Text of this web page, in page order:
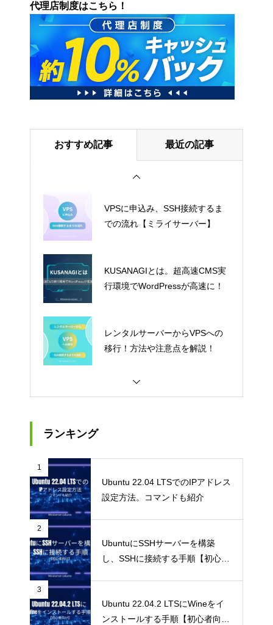
代理店制度はこちら！
おすすめ記事 最近の記事
VPSに申込み、SSH接続するま
での流れ【ミライサーバー】
KUSANAGIとは。超高速CMS実
行環境でWordPressが高速に！
レンタルサーバーからVPSへの
移行！方法や注意点を解説！
ランキング
1
Ubuntu 22.04 LTSでのIPアドレス
設定方法。コマンドも紹介
2
UbuntuにSSHサーバーを構築
し、SSHに接続する手順【初心者
3
Ubuntu 22.04.2 LTSにWineをイ
ンストールする手順【初心者向